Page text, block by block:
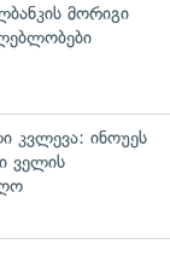
მორიგი
კვლევა: ინოუეს
ველის